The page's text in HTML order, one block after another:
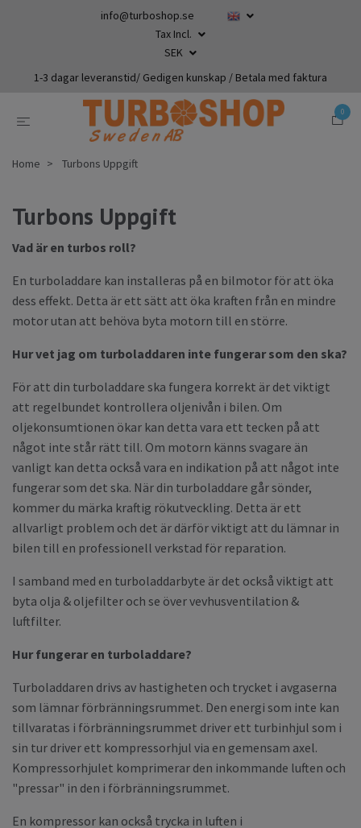
info@turboshop.se
Tax Incl.
SEK
1-3 dagar leveranstid/ Gedigen kunskap / Betala med faktura
0
Home Turbons Uppgift
Turbons Uppgift
Vad är en turbos roll?
En turboladdare kan installeras på en bilmotor för att öka
dess effekt. Detta är ett sätt att öka kraften från en mindre
motor utan att behöva byta motorn till en större.
Hur vet jag om turboladdaren inte fungerar som den ska?
För att din turboladdare ska fungera korrekt är det viktigt
att regelbundet kontrollera oljenivån i bilen. Om
oljekonsumtionen ökar kan detta vara ett tecken på att
något inte står rätt till. Om motorn känns svagare än
vanligt kan detta också vara en indikation på att något inte
fungerar som det ska. När din turboladdare går sönder,
kommer du märka kraftig rökutveckling. Detta är ett
allvarligt problem och det är därför viktigt att du lämnar in
bilen till en professionell verkstad för reparation.
I samband med en turboladdarbyte är det också viktigt att
byta olja & oljefilter och se över vevhusventilation &
luftfilter.
Hur fungerar en turboladdare?
Turboladdaren drivs av hastigheten och trycket i avgaserna
som lämnar förbränningsrummet. Den energi som inte kan
tillvaratas i förbränningsrummet driver ett turbinhjul som i
sin tur driver ett kompressorhjul via en gemensam axel.
Kompressorhjulet komprimerar den inkommande luften och
"pressar" in den i förbränningsrummet.
En kompressor kan också trycka in luften i